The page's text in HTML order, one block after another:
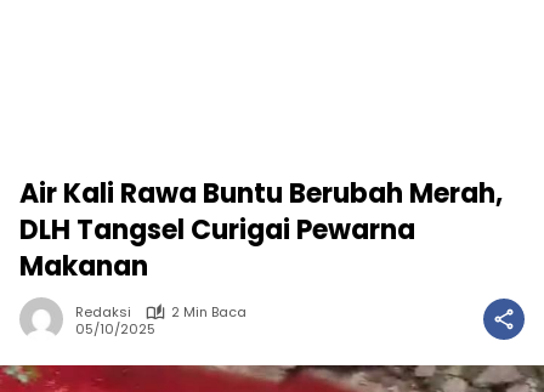
Air Kali Rawa Buntu Berubah Merah,
DLH Tangsel Curigai Pewarna
Makanan
Redaksi
2 Min Baca
05/10/2025